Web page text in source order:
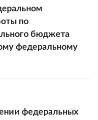
по
бюджета
федеральному
федеральных